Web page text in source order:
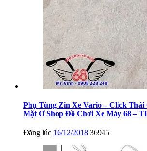
Phụ Tùng Zin Xe Vario – Click Thái
Mặt Ở Shop Đồ Chơi Xe Máy 68 –
Đăng lúc 16/12/2018 36945